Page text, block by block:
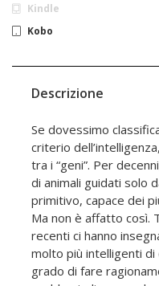
Kindle
Kobo
Descrizione
Se dovessimo
criterio
tra i “geni”. Per
di animali guidati solo
primitivo, capace dei
Ma non è affatto così.
recenti ci hanno
molto più intelligenti di
grado di fare